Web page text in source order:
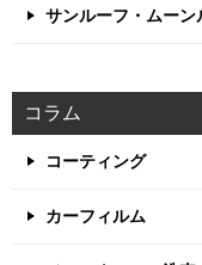
サンルーフ・ムーン
コラム
コーティング
カーフィルム